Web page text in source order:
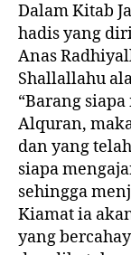
Dalam Kitab
hadis yang
Anas
Shallallahu
“Barang
Alquran,
dan yang
siapa
sehingga
Kiamat ia
yang